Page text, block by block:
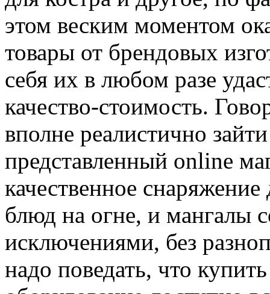
этом веским моментом
товары от брендовых
себя их в любом разе
качество-стоимость.
вполне реалистично
представленный online
качественное
блюд на огне, и мангалы
исключениями, без
надо поведать, что